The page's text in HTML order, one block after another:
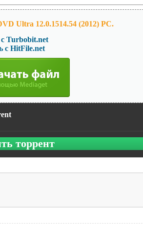
Ultra 12.0.1514.54 (2012) PC.
Turbobit.net
с HitFile.net
торрент